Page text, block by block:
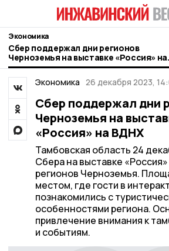
Экономика
Сбер поддержал дни регионов
Черноземья на выставке «Россия» на
ВДНХ
Экономика 26 декабря 2023,
Сбер поддержал дни
Черноземья на
«Россия» на ВДНХ
Тамбовская область 24
Сбера на выставке
регионов Черноземья.
местом, где гости в
познакомились с
особенностями региона.
привлечение внимания к
и событиям.